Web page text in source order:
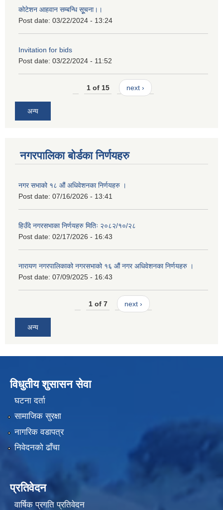
कोटेशन आहवान सम्बन्धि सूूचना।।
Post date: 03/22/2024 - 13:24
Invitation for bids
Post date: 03/22/2024 - 11:52
1 of 15 next ›
अन्य
नगरपालिका बोर्डका निर्णयहरु
नगर सभाको १८ औं अधिवेशनका निर्णयहरु ।
Post date: 07/16/2026 - 13:41
हिउँदे नगरसभाका निर्णयहरु मितिः २०८२/१०/२८
Post date: 02/17/2026 - 16:43
नारायण नगरपालिकाको नगरसभाको १६ औं नगर अधिवेशनका निर्णयहरु ।
Post date: 07/09/2025 - 16:43
1 of 7 next ›
अन्य
विधुतीय शुसासन सेवा
घटना दर्ता
सामाजिक सुरक्षा
नागरिक वडापत्र
निवेदनको ढाँचा
प्रतिवेदन
वार्षिक प्रगति प्रतिवेदन